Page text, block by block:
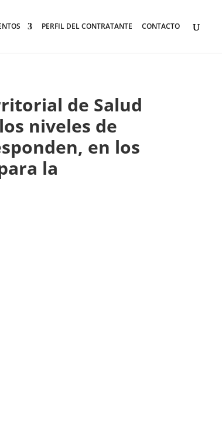
PERFIL DEL CONTRATANTE CONTACTO
de Salud
niveles de
en los
la